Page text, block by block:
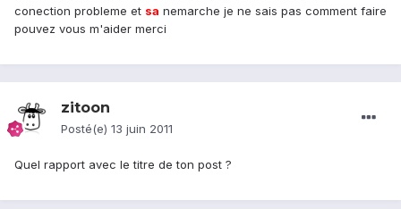
conection probleme et sa nemarche je ne sais pas comment faire
pouvez vous m'aider merci
zitoon
Posté(e) 13 juin 2011
Quel rapport avec le titre de ton post ?